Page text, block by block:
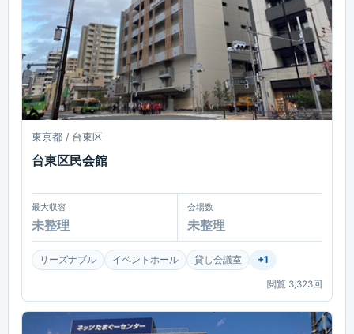
東京都 / 台東区
台東区民会館
最大収容
未整理
会場数
未整理
リーズナブル イベントホール 貸し会議室 +1
閲覧 3,323回